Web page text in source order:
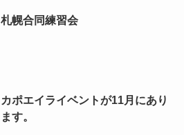
札幌合同練習会
カポエイライベントが11月にあり
ます。